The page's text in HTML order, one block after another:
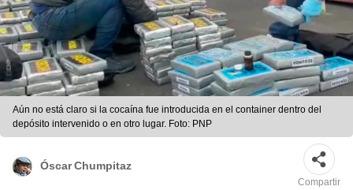
Aún no está claro si la cocaína fue introducida en el container dentro del
depósito intervenido o en otro lugar. Foto: PNP
Óscar Chumpitaz
Compartir